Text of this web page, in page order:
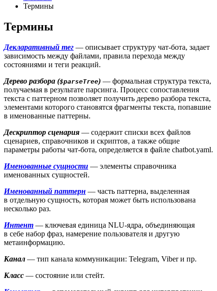
Термины
Термины
Декларативный тег — описывает структуру чат-бота, задает
зависимость между файлами, правила перехода между
состояниями и теги реакций.
Дерево разбора ($parseTree) — формальная структура текста,
получаемая в результате парсинга. Процесс сопоставления
текста с паттерном позволяет получить дерево разбора текста,
элементами которого становятся фрагменты текста, попавшие
в именованные паттерны.
Дескриптор сценария — содержит списки всех файлов
сценариев, справочников и скриптов, а также общие
параметры работы чат-бота, определяется в файле chatbot.yaml.
Именованные сущности — элементы справочника
именованных сущностей.
Именованный паттерн — часть паттерна, выделенная
в отдельную сущность, которая может быть использована
несколько раз.
Интент — ключевая единица NLU-ядра, объединяющая
в себе набор фраз, намерение пользователя и другую
метаинформацию.
Канал — тип канала коммуникации: Telegram, Viber и пр.
Класс — состояние или стейт.